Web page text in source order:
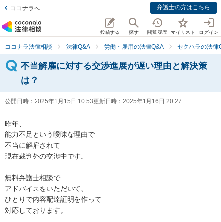
ココナラへ 弁護士の方はこちら
投稿する 探す 閲覧履歴 マイリスト ログイン
ココナラ法律相談 法律Q&A 労働・雇用の法律Q&A セクハラの法律
不当解雇に対する交渉進展が遅い理由と解決策
は？
公開日時： 2025年1月15日 10:53更新日時： 2025年1月16日 20:27
昨年、
能力不足という曖昧な理由で
不当に解雇されて
現在裁判外の交渉中です。
無料弁護士相談で
アドバイスをいただいて、
ひとりで内容配達証明を作って
対応しております。